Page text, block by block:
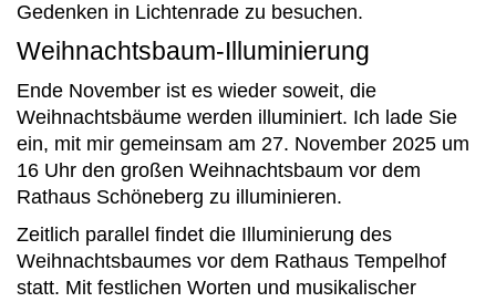
Gedenken in Lichtenrade zu besuchen.
Weihnachtsbaum-Illuminierung
Ende November ist es wieder soweit, die
Weihnachtsbäume werden illuminiert. Ich lade Sie
ein, mit mir gemeinsam am 27. November 2025 um
16 Uhr den großen Weihnachtsbaum vor dem
Rathaus Schöneberg zu illuminieren.
Zeitlich parallel findet die Illuminierung des
Weihnachtsbaumes vor dem Rathaus Tempelhof
statt. Mit festlichen Worten und musikalischer